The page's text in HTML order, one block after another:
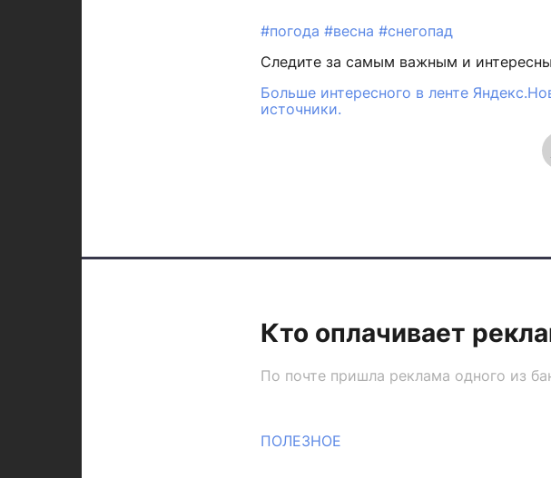
#погода #весна #снегопад
Следите за самым важным и
Больше интересного в ленте
источники.
Кто оплачивает
По почте пришла реклама одного из
ПОЛЕЗНОЕ